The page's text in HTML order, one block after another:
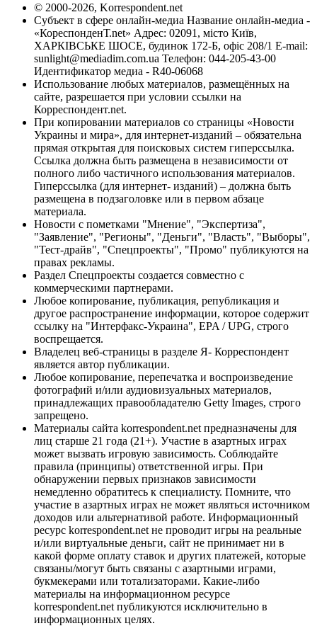
© 2000-2026, Korrespondent.net
Субъект в сфере онлайн-медиа Название онлайн-медиа -
«КореспонденТ.net» Адрес: 02091, місто Київ,
ХАРКІВСЬКЕ ШОСЕ, будинок 172-Б, офіс 208/1 E-mail:
sunlight@mediadim.com.ua Телефон: 044-205-43-00
Идентификатор медиа - R40-06068
Использование любых материалов, размещённых на
сайте, разрешается при условии ссылки на
Корреспондент.net.
При копировании материалов со страницы «Новости
Украины и мира», для интернет-изданий – обязательна
прямая открытая для поисковых систем гиперссылка.
Ссылка должна быть размещена в независимости от
полного либо частичного использования материалов.
Гиперссылка (для интернет- изданий) – должна быть
размещена в подзаголовке или в первом абзаце
материала.
Новости с пометками "Мнение", "Экспертиза",
"Заявление", "Регионы", "Деньги", "Власть", "Выборы",
"Тест-драйв", "Спецпроекты", "Промо" публикуются на
правах рекламы.
Раздел Спецпроекты создается совместно с
коммерческими партнерами.
Любое копирование, публикация, републикация и
другое распространение информации, которое содержит
ссылку на "Интерфакс-Украина", EPA / UPG, строго
воспрещается.
Владелец веб-страницы в разделе Я- Корреспондент
является автор публикации.
Любое копирование, перепечатка и воспроизведение
фотографий и/или аудиовизуальных материалов,
принадлежащих правообладателю Getty Images, строго
запрещено.
Материалы сайта korrespondent.net предназначены для
лиц старше 21 года (21+). Участие в азартных играх
может вызвать игровую зависимость. Соблюдайте
правила (принципы) ответственной игры. При
обнаружении первых признаков зависимости
немедленно обратитесь к специалисту. Помните, что
участие в азартных играх не может являться источником
доходов или альтернативой работе. Информационный
ресурс korrespondent.net не проводит игры на реальные
и/или виртуальные деньги, сайт не принимает ни в
какой форме оплату ставок и других платежей, которые
связаны/могут быть связаны с азартными играми,
букмекерами или тотализаторами. Какие-либо
материалы на информационном ресурсе
korrespondent.net публикуются исключительно в
информационных целях.